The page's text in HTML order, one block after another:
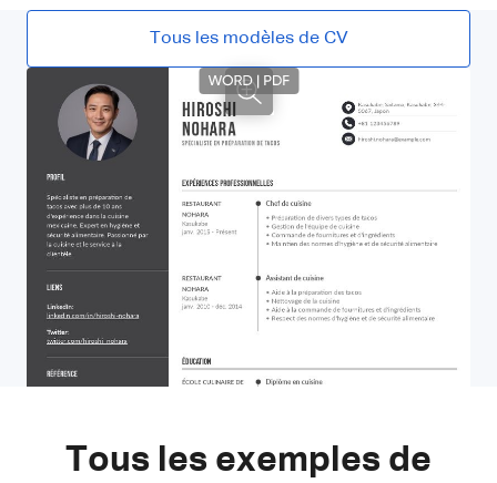
Tous les modèles de CV
Tous les exemples de